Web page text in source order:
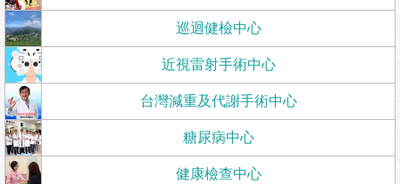
巡迴健檢中心
近視雷射手術中心
台灣減重及代謝手術中心
糖尿病中心
健康檢查中心